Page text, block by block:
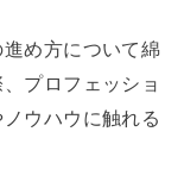
め方について綿
プロフェッショ
ウハウに触れる